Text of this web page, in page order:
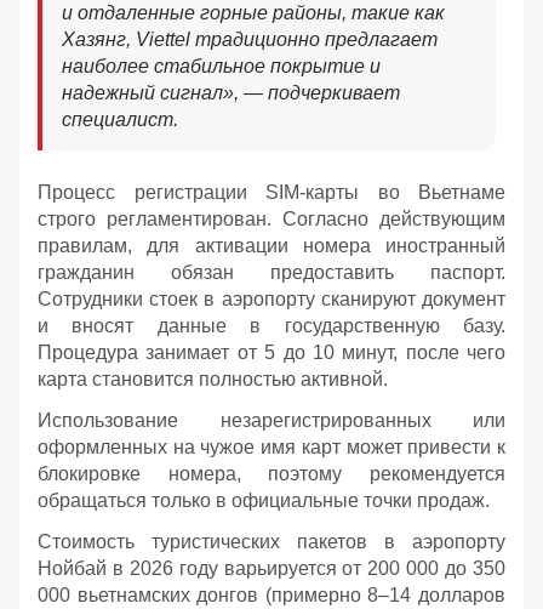
и отдаленные горные районы, такие как
Хазянг, Viettel традиционно предлагает
наиболее стабильное покрытие и
надежный сигнал», — подчеркивает
специалист.
Процесс регистрации SIM-карты во Вьетнаме
строго регламентирован. Согласно действующим
правилам, для активации номера иностранный
гражданин обязан предоставить паспорт.
Сотрудники стоек в аэропорту сканируют документ
и вносят данные в государственную базу.
Процедура занимает от 5 до 10 минут, после чего
карта становится полностью активной.
Использование незарегистрированных или
оформленных на чужое имя карт может привести к
блокировке номера, поэтому рекомендуется
обращаться только в официальные точки продаж.
Стоимость туристических пакетов в аэропорту
Нойбай в 2026 году варьируется от 200 000 до 350
000 вьетнамских донгов (примерно 8–14 долларов